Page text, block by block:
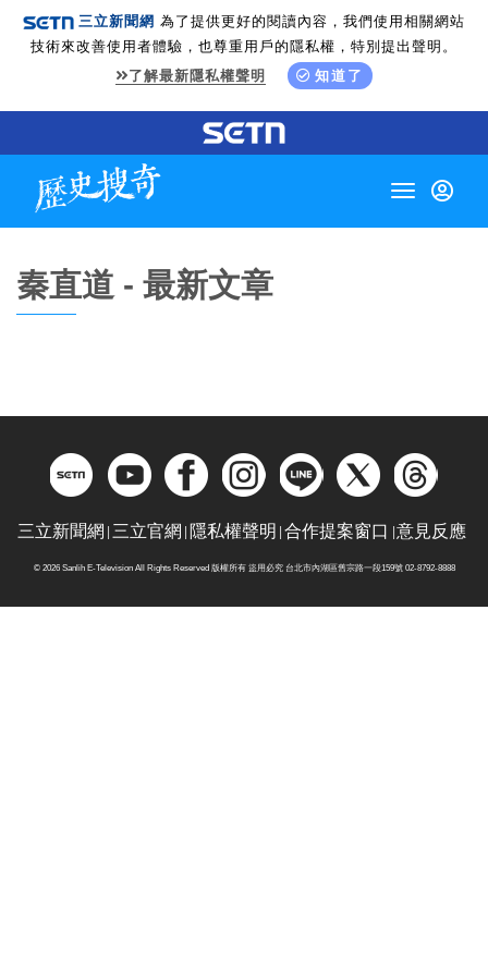
三立新聞網 為了提供更好的閱讀內容，我們使用相關網站
技術來改善使用者體驗，也尊重用戶的隱私權，特別提出聲明。
了解最新隱私權聲明
知道了
Toggle
秦直道 - 最新文章
三立新聞網 三立官網 隱私權聲明 合作提案窗口 意見反應
© 2026 Sanlih E-Television All Rights Reserved 版權所有 盜用必究 台北市內湖區舊宗路一段159號 02-8792-8888